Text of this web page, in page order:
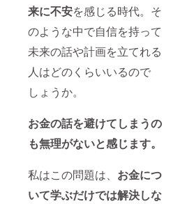
来に不安を感じる時代。そ
のような中で自信を持って
未来の話や計画を立てれる
人はどのくらいいるので
しょうか。
お金の話を避けてしまうの
も無理がないと感じます。
私はこの問題は、 お金につ
いて学ぶだけでは解決しな